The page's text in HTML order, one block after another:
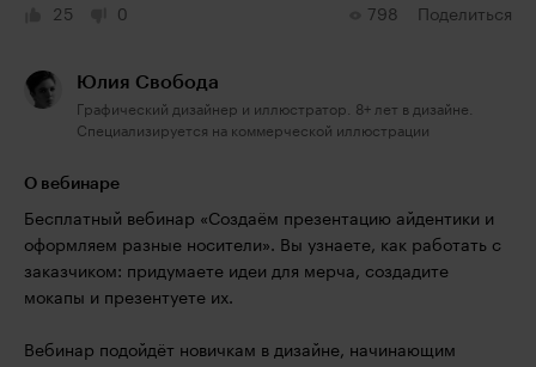
25 0 798 Поделиться
Юлия Свобода
Графический дизайнер и иллюстратор. 8+ лет в дизайне.
Специализируется на коммерческой иллюстрации
О вебинаре
Бесплатный вебинар «Создаём презентацию айдентики и
оформляем разные носители». Вы узнаете, как работать с
заказчиком: придумаете идеи для мерча, создадите
мокапы и презентуете их.
Вебинар подойдёт новичкам в дизайне, начинающим